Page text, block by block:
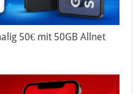
50€ mit 50GB Allnet